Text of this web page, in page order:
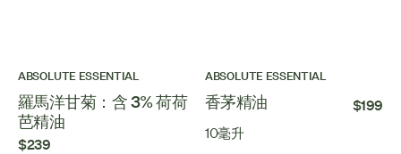
ABSOLUTE ESSENTIAL
羅馬洋甘菊：含 3% 荷荷
芭精油
$239
ABSOLUTE ESSENTIAL
香茅精油 $199
10毫升